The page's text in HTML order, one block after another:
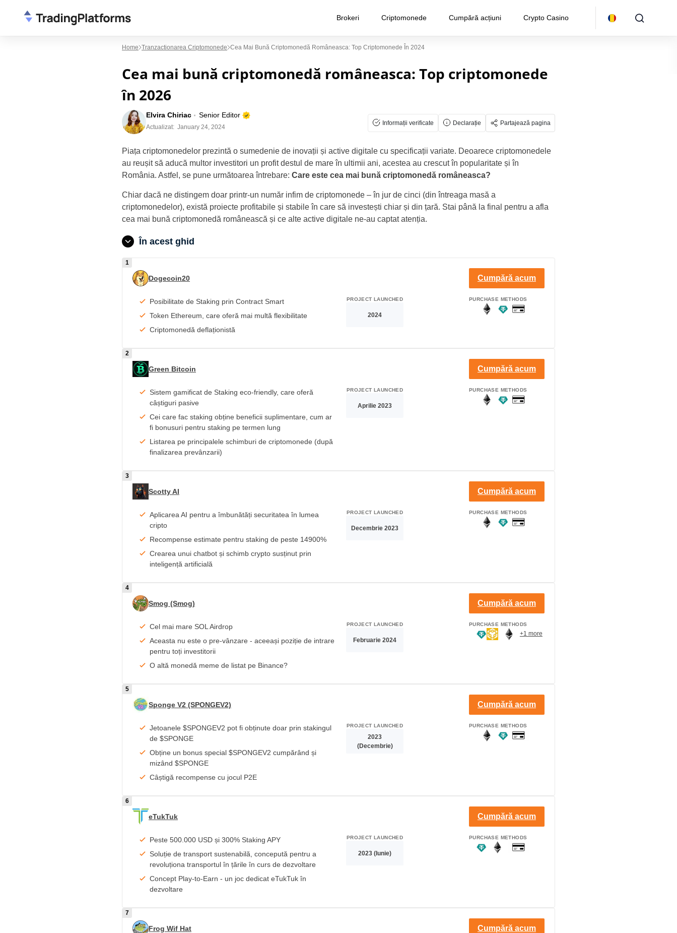
Brokeri Criptomonede Cumpără acțiuni Crypto Casino
Home Tranzactionarea Criptomonede Cea Mai Bună Criptomonedă Româneasca: Top Criptomonede În 2024
Cea mai bună criptomonedă româneasca: Top criptomonede
în 2026
Elvira Chiriac Senior Editor
Actualizat: January 24, 2024
Informații verificate Declarație Partajează pagina
Piața criptomonedelor prezintă o sumedenie de inovații și active digitale cu specificații variate. Deoarece criptomonedele
au reușit să aducă multor investitori un profit destul de mare în ultimii ani, acestea au crescut în popularitate și în
România. Astfel, se pune următoarea întrebare: Care este cea mai bună criptomonedă româneasca?
Chiar dacă ne distingem doar printr-un număr infim de criptomonede – în jur de cinci (din întreaga masă a
criptomonedelor), există proiecte profitabile și stabile în care să investești chiar și din țară. Stai până la final pentru a afla
cea mai bună criptomonedă românească și ce alte active digitale ne-au captat atenția.
În acest ghid
Dogecoin20
Posibilitate de Staking prin Contract Smart
Token Ethereum, care oferă mai multă flexibilitate
Criptomonedă deflaționistă
PROJECT LAUNCHED
2024
PURCHASE METHODS
Cumpără acum
Green Bitcoin
Sistem gamificat de Staking eco-friendly, care oferă
câștiguri pasive
Cei care fac staking obține beneficii suplimentare, cum ar
fi bonusuri pentru staking pe termen lung
Listarea pe principalele schimburi de criptomonede (după
finalizarea prevânzarii)
PROJECT LAUNCHED
Aprilie 2023
PURCHASE METHODS
Cumpără acum
Scotty AI
Aplicarea AI pentru a îmbunătăți securitatea în lumea
cripto
Recompense estimate pentru staking de peste 14900%
Crearea unui chatbot și schimb crypto susținut prin
inteligență artificială
PROJECT LAUNCHED
Decembrie 2023
PURCHASE METHODS
Cumpără acum
Smog (Smog)
Cel mai mare SOL Airdrop
Aceasta nu este o pre-vânzare - aceeași poziție de intrare
pentru toți investitorii
O altă monedă meme de listat pe Binance?
PROJECT LAUNCHED
Februarie 2024
PURCHASE METHODS
+1 more
Cumpără acum
Sponge V2 (SPONGEV2)
Jetoanele $SPONGEV2 pot fi obținute doar prin stakingul
de $SPONGE
Obține un bonus special $SPONGEV2 cumpărând și
mizând $SPONGE
Câștigă recompense cu jocul P2E
PROJECT LAUNCHED
2023
(Decembrie)
PURCHASE METHODS
Cumpără acum
eTukTuk
Peste 500.000 USD și 300% Staking APY
Soluție de transport sustenabilă, concepută pentru a
revoluționa transportul în țările în curs de dezvoltare
Concept Play-to-Earn - un joc dedicat eTukTuk în
dezvoltare
PROJECT LAUNCHED
2023 (Iunie)
PURCHASE METHODS
Cumpără acum
Frog Wif Hat Cumpără acum